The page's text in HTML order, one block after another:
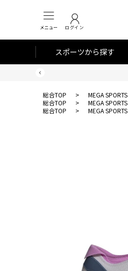
メニュー ログイン
スポーツから探す
総合TOP > MEGA SPORTS
総合TOP
> MEGA SPORTS
総合TOP
> MEGA SPORTS